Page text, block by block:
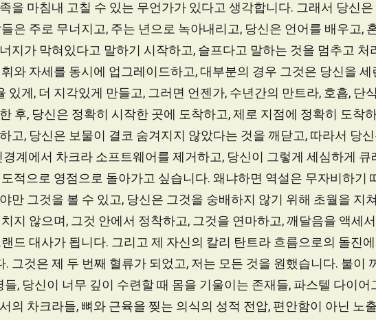
을 마침내 고칠 수 있는 무언가가 있다고 생각합니다. 그래서 당신은
은 주로 무너지고, 주는 년으로 녹아내리고, 당신은 언어를 배우고,
지가 막혀있다고 말하기 시작하고, 슬프다고 말하는 것을 멈추고 처
와 자세를 동시에 업그레이드하고, 대부분의 경우 그것은 당신을 세
있게, 더 지각있게 만들고, 그러면 언젠가, 수년간의 만트라, 호흡, 단
후, 당신은 정확히 시작한 곳에 도착하고, 제로 지점에 정확히 도착
고, 당신은 보물이 결코 숨겨지지 않았다는 것을 깨닫고, 따라서 당신
계에서 차크라 소프트웨어를 제거하고, 당신이 그렇게 세심하게 큐
적으로 영점으로 돌아가고 싶습니다. 왜냐하면 역설은 무자비하기
만 그것을 볼 수 있고, 당신은 그것을 숭배하지 않기 위해 초월을 지
지 않으며, 그것 안에서 정착하고, 그것을 연마하고, 깨달음을 액세
드 대사가 됩니다. 그리고 제 자신의 칼리 탄트라 흐름으로의 돌진에
그것은 제 두 번째 혈류가 되었고, 저는 모든 것을 원했습니다. 불이
, 당신이 너무 깊이 수련할 때 몸을 기울이는 존재들, 파스텔 다이어
의 차크라들, 뼈와 근육을 찢는 의식의 성적 전압, 편안함이 아닌 노